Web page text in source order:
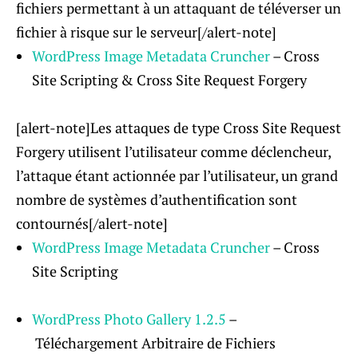
fichiers permettant à un attaquant de téléverser un
fichier à risque sur le serveur[/alert-note]
WordPress Image Metadata Cruncher– Cross
Site Scripting & Cross Site Request Forgery
[alert-note]Les attaques de type Cross Site Request
Forgery utilisent l’utilisateur comme déclencheur,
l’attaque étant actionnée par l’utilisateur, un grand
nombre de systèmes d’authentification sont
contournés[/alert-note]
WordPress Image Metadata Cruncher– Cross
Site Scripting
WordPress Photo Gallery 1.2.5 –
Téléchargement Arbitraire de Fichiers